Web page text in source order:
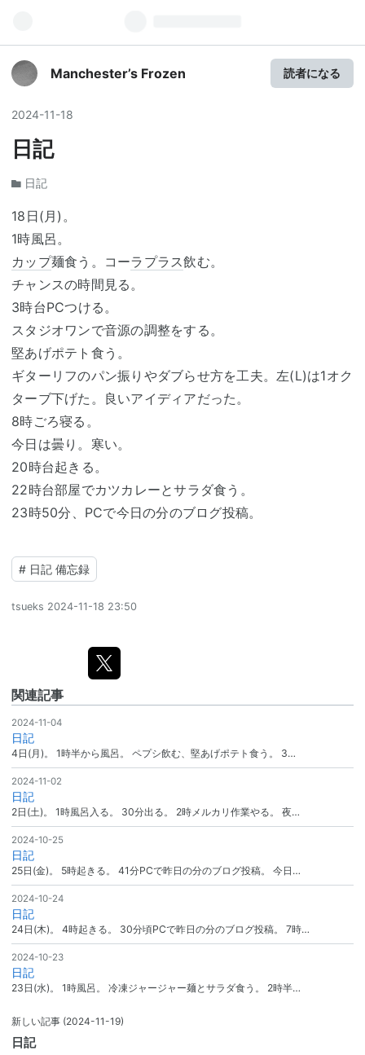
Manchester’s Frozen 読者になる
2024-11-18
日記
日記
18日(月)。
1時風呂。
カップ麺食う。コーラプラス飲む。
チャンスの時間見る。
3時台PCつける。
スタジオワンで音源の調整をする。
堅あげポテト食う。
ギターリフのパン振りやダブらせ方を工夫。左(L)は1オク
ターブ下げた。良いアイディアだった。
8時ごろ寝る。
今日は曇り。寒い。
20時台起きる。
22時台部屋でカツカレーとサラダ食う。
23時50分、PCで今日の分のブログ投稿。
# 日記 備忘録
tsueks 2024-11-18 23:50
関連記事
2024-11-04
日記
4日(月)。 1時半から風呂。 ペプシ飲む、堅あげポテト食う。 3…
2024-11-02
日記
2日(土)。 1時風呂入る。 30分出る。 2時メルカリ作業やる。 夜…
2024-10-25
日記
25日(金)。 5時起きる。 41分PCで昨日の分のブログ投稿。 今日…
2024-10-24
日記
24日(木)。 4時起きる。 30分頃PCで昨日の分のブログ投稿。 7時…
2024-10-23
日記
23日(水)。 1時風呂。 冷凍ジャージャー麺とサラダ食う。 2時半…
新しい記事 (2024-11-19)
日記